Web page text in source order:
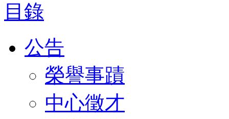
目錄
公告
榮譽事蹟
中心徵才